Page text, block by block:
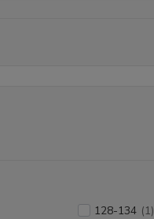
128-134 (1)